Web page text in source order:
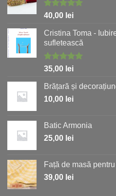
Evaluat la
din 5
40,00 lei
Cristina Toma -
sufletească
Evaluat la
din 5
35,00 lei
Brățară și
10,00 lei
Batic Armonia
25,00 lei
Față de masă
39,00 lei